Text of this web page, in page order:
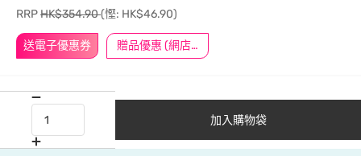
送電子優惠券 贈品優惠 (網店限定)
RRPHK$354.90(慳: HK$46.90)
加入購物袋